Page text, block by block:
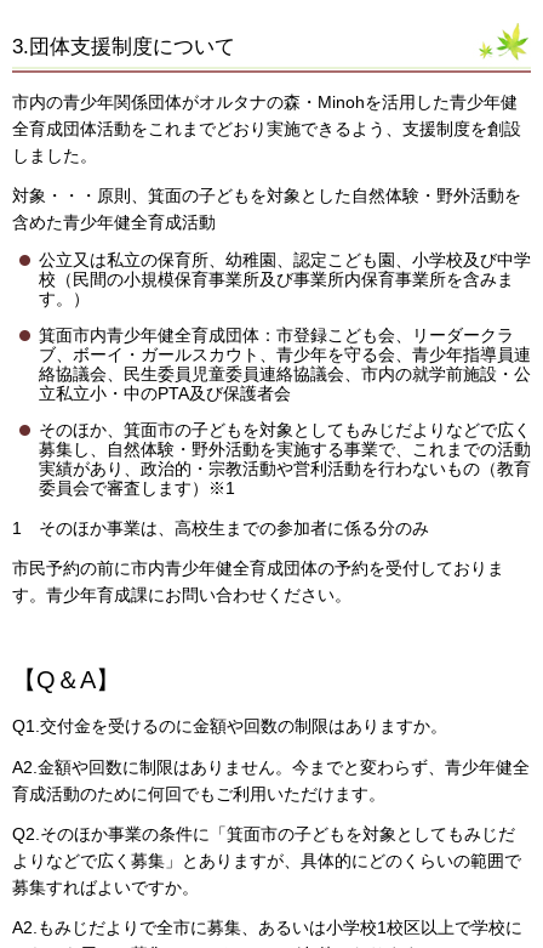
3.団体支援制度について
市内の青少年関係団体がオルタナの森・Minohを活用した青少年健
全育成団体活動をこれまでどおり実施できるよう、支援制度を創設
しました。
対象・・・原則、箕面の子どもを対象とした自然体験・野外活動を
含めた青少年健全育成活動
公立又は私立の保育所、幼稚園、認定こども園、小学校及び中学
校（民間の小規模保育事業所及び事業所内保育事業所を含みま
す。）
箕面市内青少年健全育成団体：市登録こども会、リーダークラ
ブ、ボーイ・ガールスカウト、青少年を守る会、青少年指導員連
絡協議会、民生委員児童委員連絡協議会、市内の就学前施設・公
立私立小・中のPTA及び保護者会
そのほか、箕面市の子どもを対象としてもみじだよりなどで広く
募集し、自然体験・野外活動を実施する事業で、これまでの活動
実績があり、政治的・宗教活動や営利活動を行わないもの（教育
委員会で審査します）※1
1 そのほか事業は、高校生までの参加者に係る分のみ
市民予約の前に市内青少年健全育成団体の予約を受付しておりま
す。青少年育成課にお問い合わせください。
【Q＆A】
Q1.交付金を受けるのに金額や回数の制限はありますか。
A2.金額や回数に制限はありません。今までと変わらず、青少年健全
育成活動のために何回でもご利用いただけます。
Q2.そのほか事業の条件に「箕面市の子どもを対象としてもみじだ
よりなどで広く募集」とありますが、具体的にどのくらいの範囲で
募集すればよいですか。
A2.もみじだよりで全市に募集、あるいは小学校1校区以上で学校に